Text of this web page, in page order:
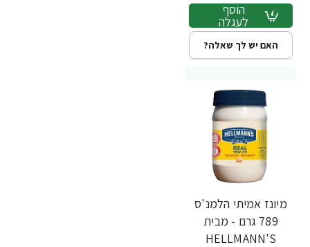
הוסף
לעגלה
האם יש לך שאלה?
מיונז אמיתי הלמנ'ס
789 גרם - מבית
HELLMANN'S